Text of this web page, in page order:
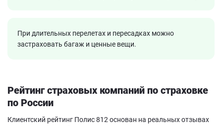
При длительных перелетах и пересадках можно
застраховать багаж и ценные вещи.
Рейтинг страховых компаний по страховке
по России
Клиентский рейтинг Полис 812 основан на реальных отзывах